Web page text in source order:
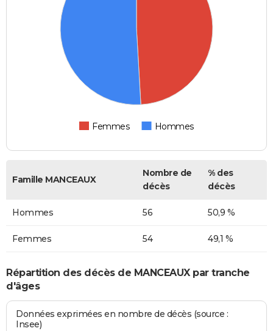
Femmes Hommes
Famille MANCEAUX
Nombre de
décès
% des
décès
Hommes 56 50,9 %
Femmes 54 49,1 %
Répartition des décès de MANCEAUX par tranche
d'âges
Données exprimées en nombre de décès (source :
Insee)